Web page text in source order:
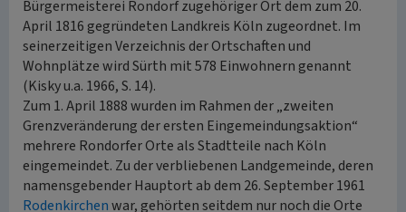
Bürgermeisterei Rondorf zugehöriger Ort dem zum 20.
April 1816 gegründeten Landkreis Köln zugeordnet. Im
seinerzeitigen Verzeichnis der Ortschaften und
Wohnplätze wird Sürth mit 578 Einwohnern genannt
(Kisky u.a. 1966, S. 14).
Zum 1. April 1888 wurden im Rahmen der „zweiten
Grenzveränderung der ersten Eingemeindungsaktion“
mehrere Rondorfer Orte als Stadtteile nach Köln
eingemeindet. Zu der verbliebenen Landgemeinde, deren
namensgebender Hauptort ab dem 26. September 1961
Rodenkirchenwar, gehörten seitdem nur noch die Orte